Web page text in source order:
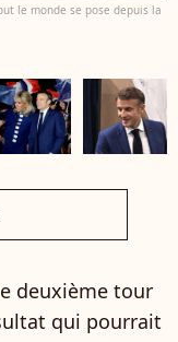
le monde se pose depuis la
deuxième tour
qui pourrait